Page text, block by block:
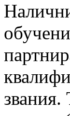
звания.